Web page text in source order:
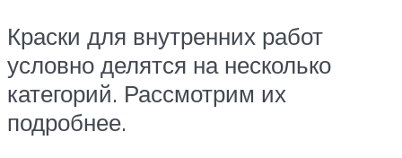
Краски для внутренних работ
условно делятся на несколько
категорий. Рассмотрим их
подробнее.